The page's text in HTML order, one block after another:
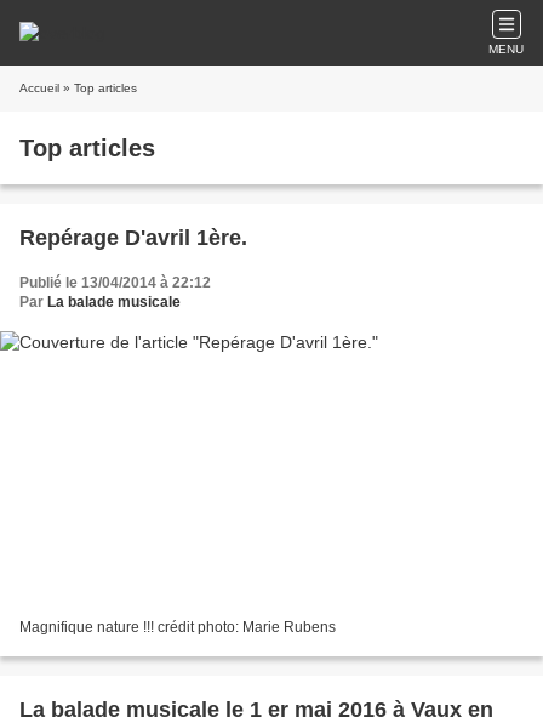
MENU
Accueil » Top articles
Top articles
Repérage D'avril 1ère.
Publié le 13/04/2014 à 22:12
Par La balade musicale
Magnifique nature !!! crédit photo: Marie Rubens
La balade musicale le 1 er mai 2016 à Vaux en